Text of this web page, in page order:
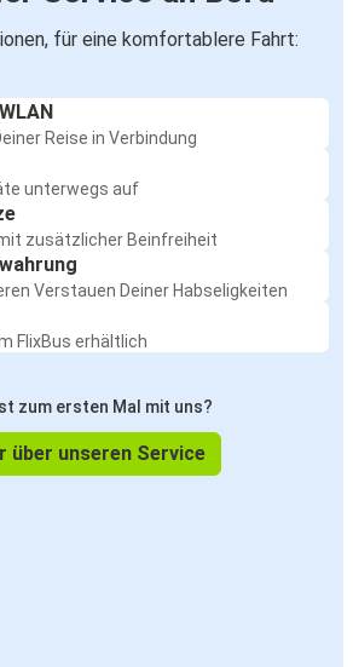
für eine komfortablere Fahrt:
Reise in Verbindung
unterwegs auf
zusätzlicher Beinfreiheit
Verstauen Deiner Habseligkeiten
FlixBus erhältlich
zum ersten Mal mit uns?
über unseren Service